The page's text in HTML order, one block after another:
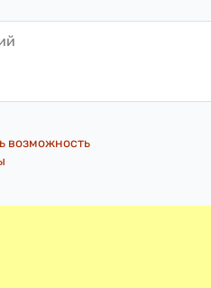
возможность